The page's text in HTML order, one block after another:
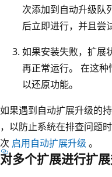
次添加到自动升级队
后立即进行，并且尝
如果安装失败，扩展
再正常运行。 在这种
以还原功能。
如果遇到自动扩展升级的
，以防止系统在排查问题
次 启用自动扩展升级 。
对多个扩展进行扩